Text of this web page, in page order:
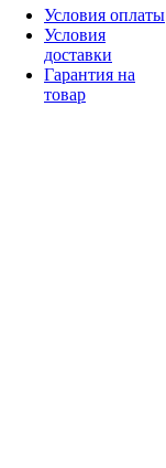
Условия оплаты
Условия
доставки
Гарантия на
товар